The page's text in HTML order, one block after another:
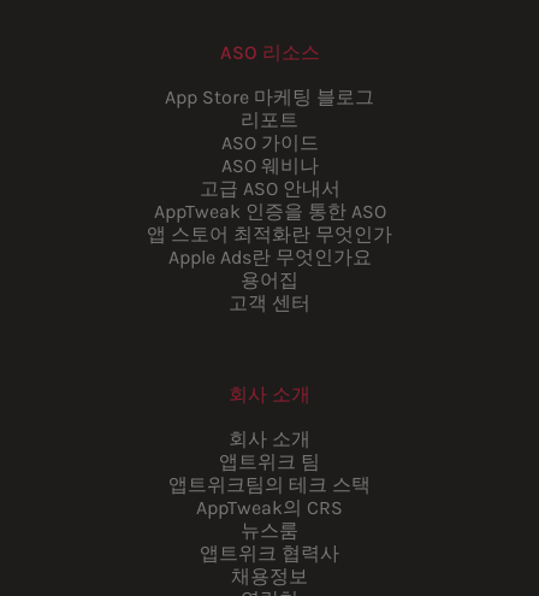
ASO 리소스
App Store 마케팅 블로그
리포트
ASO 가이드
ASO 웨비나
고급 ASO 안내서
AppTweak 인증을 통한 ASO
앱 스토어 최적화란 무엇인가
Apple Ads란 무엇인가요
용어집
고객 센터
회사 소개
회사 소개
앱트위크 팀
앱트위크팀의 테크 스택
AppTweak의 CRS
뉴스룸
앱트위크 협력사
채용정보